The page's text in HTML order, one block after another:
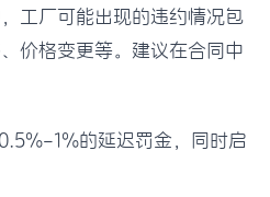
工厂可能出现的违约情况包
价格变更等。建议在合同中
1%的延迟罚金，同时启